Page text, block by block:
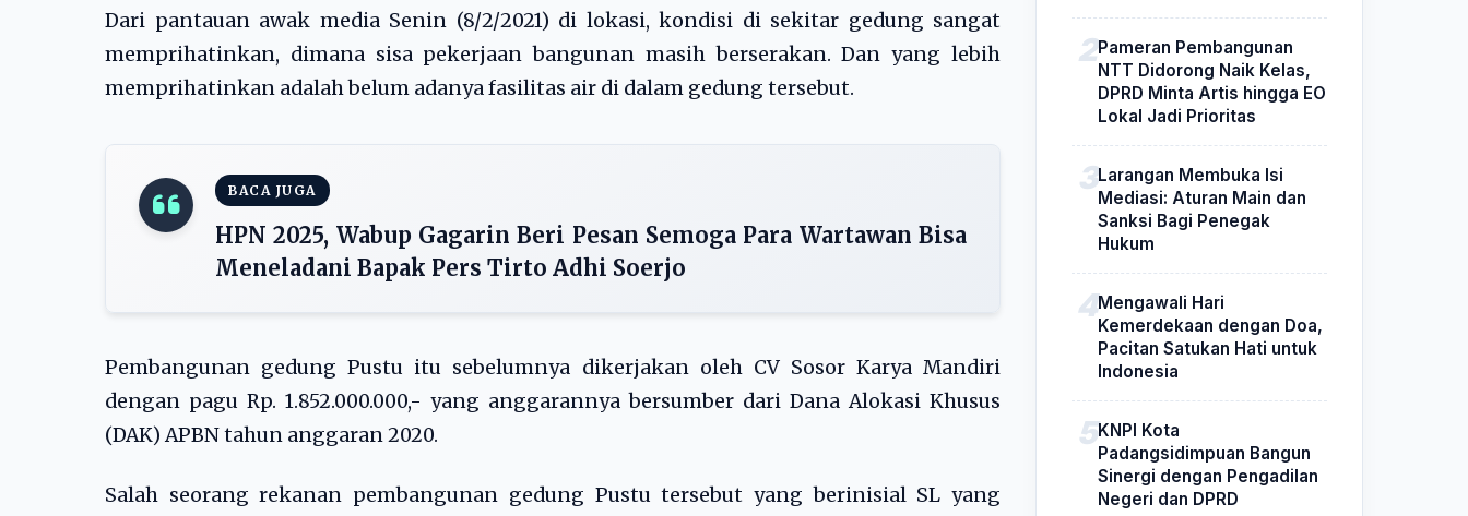
Dari pantauan awak media Senin (8/2/2021) di lokasi, kondisi di sekitar gedung sangat
memprihatinkan, dimana sisa pekerjaan bangunan masih berserakan. Dan yang lebih
memprihatinkan adalah belum adanya fasilitas air di dalam gedung tersebut.
BACA JUGA
HPN 2025, Wabup Gagarin Beri Pesan Semoga Para Wartawan Bisa
Meneladani Bapak Pers Tirto Adhi Soerjo
Pembangunan gedung Pustu itu sebelumnya dikerjakan oleh CV Sosor Karya Mandiri
dengan pagu Rp. 1.852.000.000,- yang anggarannya bersumber dari Dana Alokasi Khusus
(DAK) APBN tahun anggaran 2020.
Salah seorang rekanan pembangunan gedung Pustu tersebut yang berinisial SL yang
Pameran Pembangunan
NTT Didorong Naik Kelas,
DPRD Minta Artis hingga EO
Lokal Jadi Prioritas
Larangan Membuka Isi
Mediasi: Aturan Main dan
Sanksi Bagi Penegak
Hukum
Mengawali Hari
Kemerdekaan dengan Doa,
Pacitan Satukan Hati untuk
Indonesia
KNPI Kota
Padangsidimpuan Bangun
Sinergi dengan Pengadilan
Negeri dan DPRD